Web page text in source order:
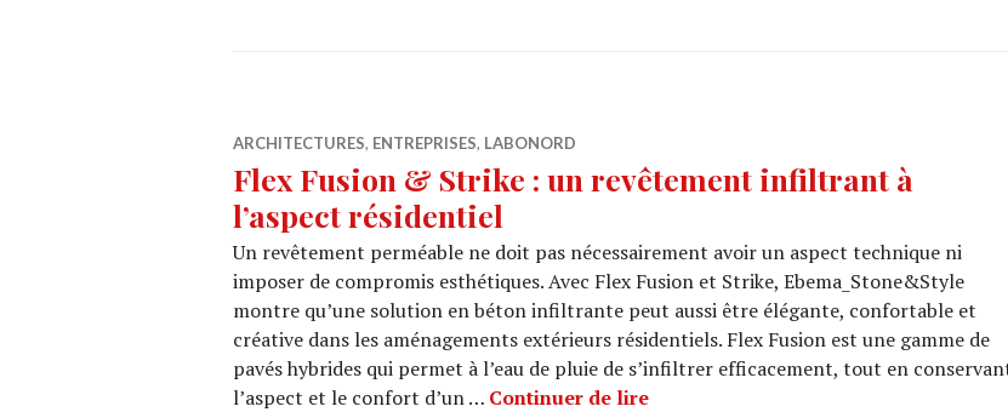
ARCHITECTURES, ENTREPRISES, LABONORD
Flex Fusion & Strike : un revêtement infiltrant à
l’aspect résidentiel
Un revêtement perméable ne doit pas nécessairement avoir un aspect technique ni
imposer de compromis esthétiques. Avec Flex Fusion et Strike, Ebema_Stone&Style
montre qu’une solution en béton infiltrante peut aussi être élégante, confortable et
créative dans les aménagements extérieurs résidentiels. Flex Fusion est une gamme de
pavés hybrides qui permet à l’eau de pluie de s’infiltrer efficacement, tout en
l’aspect et le confort d’un … Continuer de lireFlex Fusion & Strike : un revêtement